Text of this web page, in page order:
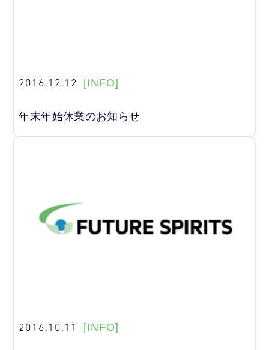
2016.12.12 [INFO]
年末年始休業のお知らせ
2016.10.11 [INFO]